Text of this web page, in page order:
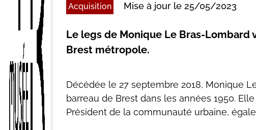
Acquisition Mise à jour le 25/05/2023
Le legs de Monique Le Bras-
Brest métropole.
Décédée le 27 septembre 2018, Monique
barreau de Brest dans les années 1950.
Président de la communauté urbaine,